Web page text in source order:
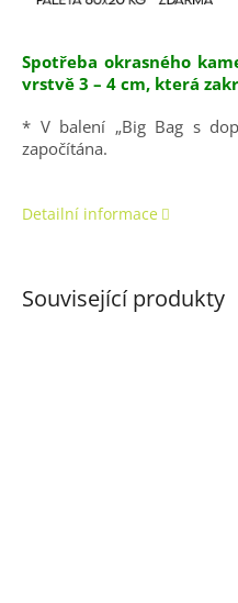
Spotřeba okrasného
vrstvě 3 – 4 cm, která
* V balení „Big Bag s
započítána.
Detailní informace
Související produkty